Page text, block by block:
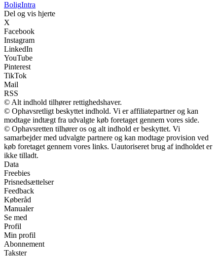
BoligIntra
Del og vis hjerte
X
Facebook
Instagram
LinkedIn
YouTube
Pinterest
TikTok
Mail
RSS
© Alt indhold tilhører rettighedshaver.
© Ophavsretligt beskyttet indhold. Vi er affiliatepartner og kan
modtage indtægt fra udvalgte køb foretaget gennem vores side.
© Ophavsretten tilhører os og alt indhold er beskyttet. Vi
samarbejder med udvalgte partnere og kan modtage provision ved
køb foretaget gennem vores links. Uautoriseret brug af indholdet er
ikke tilladt.
Data
Freebies
Prisnedsættelser
Feedback
Køberåd
Manualer
Se med
Profil
Min profil
Abonnement
Takster